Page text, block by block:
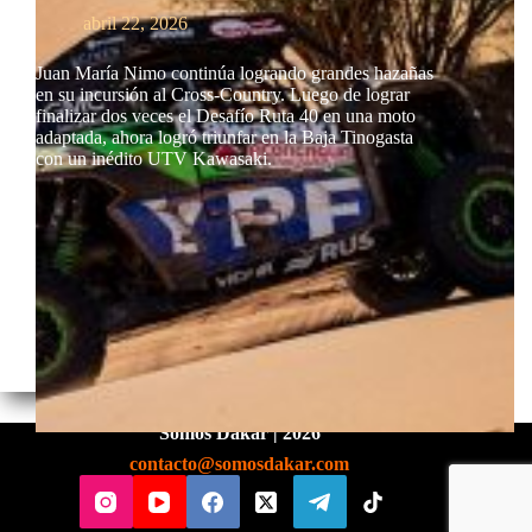
abril 22, 2026
Juan María Nimo continúa logrando grandes hazañas
en su incursión al Cross-Country. Luego de lograr
finalizar dos veces el Desafío Ruta 40 en una moto
adaptada, ahora logró triunfar en la Baja Tinogasta
con un inédito UTV Kawasaki.
Somos Dakar | 2026
contacto@somosdakar.com